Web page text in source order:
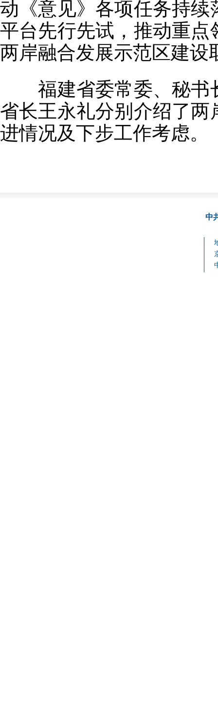
动《意见》各项任务持
平台先行先试，推动重
两岸融合发展示范区建设
福建省委常委、秘书
省长王永礼分别介绍了
进情况及下步工作考虑。
中